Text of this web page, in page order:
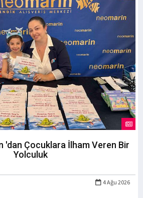
'dan Çocuklara İlham Veren Bir
Yolculuk
4 Ağu 2026